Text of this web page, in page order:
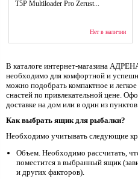
T5P Multiloader Pro Zerust...
Нет в наличии
В каталоге интернет-магазина
необходимо для комфортной и
можно подобрать компактное и
снастей по привлекательной цене.
доставке на дом или в один из
Как выбрать ящик для рыбалки?
Необходимо учитывать следующие
Объем. Необходимо рассчитать,
поместится в выбранный ящик
и других факторов).